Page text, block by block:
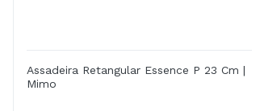
Assadeira Retangular Essence P 23 Cm |
Mimo